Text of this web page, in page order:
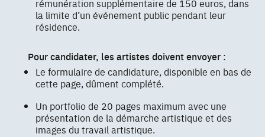
rémunération supplémentaire de 150 euros, dans
la limite d’un événement public pendant leur
résidence.
Pour candidater, les artistes doivent envoyer :
Le formulaire de candidature, disponible en bas de
cette page, dûment complété.
Un portfolio de 20 pages maximum avec une
présentation de la démarche artistique et des
images du travail artistique.